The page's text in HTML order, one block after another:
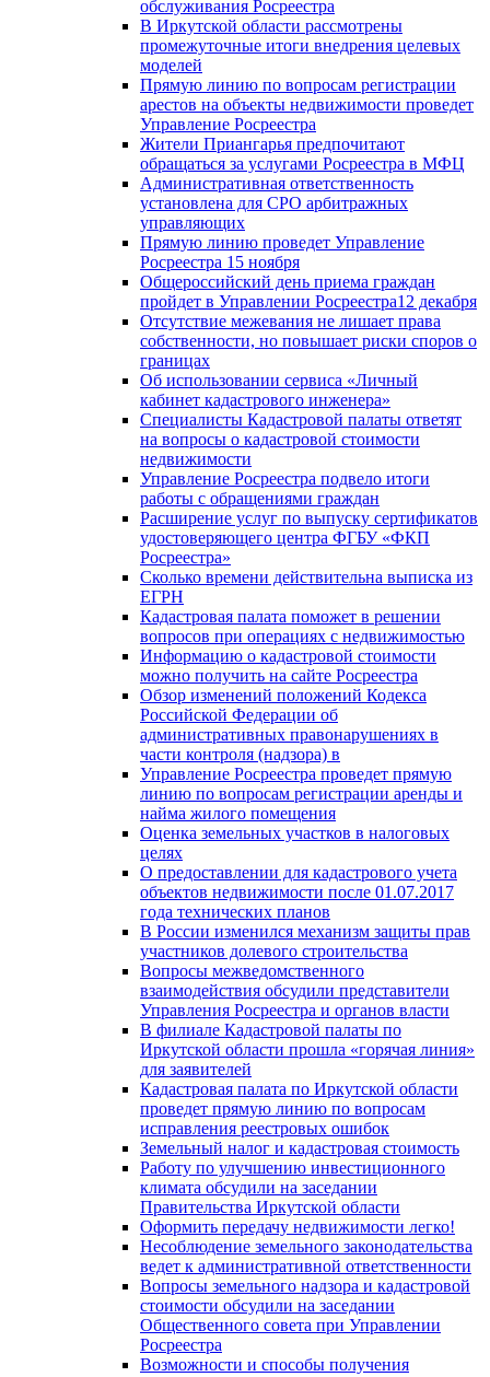
обслуживания Росреестра
В Иркутской области рассмотрены
промежуточные итоги внедрения целевых
моделей
Прямую линию по вопросам регистрации
арестов на объекты недвижимости проведет
Управление Росреестра
Жители Приангарья предпочитают
обращаться за услугами Росреестра в МФЦ
Административная ответственность
установлена для СРО арбитражных
управляющих
Прямую линию проведет Управление
Росреестра 15 ноября
Общероссийский день приема граждан
пройдет в Управлении Росреестра12 декабря
Отсутствие межевания не лишает права
собственности, но повышает риски споров о
границах
Об использовании сервиса «Личный
кабинет кадастрового инженера»
Специалисты Кадастровой палаты ответят
на вопросы о кадастровой стоимости
недвижимости
Управление Росреестра подвело итоги
работы с обращениями граждан
Расширение услуг по выпуску сертификатов
удостоверяющего центра ФГБУ «ФКП
Росреестра»
Сколько времени действительна выписка из
ЕГРН
Кадастровая палата поможет в решении
вопросов при операциях с недвижимостью
Информацию о кадастровой стоимости
можно получить на сайте Росреестра
Обзор изменений положений Кодекса
Российской Федерации об
административных правонарушениях в
части контроля (надзора) в
Управление Росреестра проведет прямую
линию по вопросам регистрации аренды и
найма жилого помещения
Оценка земельных участков в налоговых
целях
О предоставлении для кадастрового учета
объектов недвижимости после 01.07.2017
года технических планов
В России изменился механизм защиты прав
участников долевого строительства
Вопросы межведомственного
взаимодействия обсудили представители
Управления Росреестра и органов власти
В филиале Кадастровой палаты по
Иркутской области прошла «горячая линия»
для заявителей
Кадастровая палата по Иркутской области
проведет прямую линию по вопросам
исправления реестровых ошибок
Земельный налог и кадастровая стоимость
Работу по улучшению инвестиционного
климата обсудили на заседании
Правительства Иркутской области
Оформить передачу недвижимости легко!
Несоблюдение земельного законодательства
ведет к административной ответственности
Вопросы земельного надзора и кадастровой
стоимости обсудили на заседании
Общественного совета при Управлении
Росреестра
Возможности и способы получения